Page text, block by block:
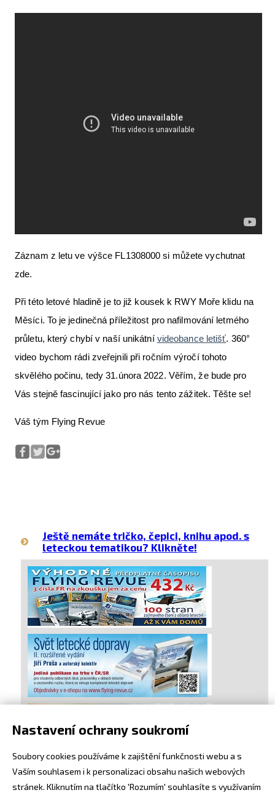
Záznam z letu ve výšce FL1308000 si můžete vychutnat
zde.
Při této letové hladině je to již kousek k RWY Moře klidu na
Měsíci. To je jedinečná příležitost pro nafilmování letmého
průletu, který chybí v naší unikátní videobance letišť. 360°
video bychom rádi zveřejnili při ročním výročí tohoto
skvělého počinu, tedy 31.února 2022. Věřím, že bude pro
Vás stejně fascinující jako pro nás tento zážitek. Těšte se!
Váš tým Flying Revue
Ještě nemáte tričko, čepici, knihu apod. s
leteckou tematikou? Klikněte!
Nastavení ochrany soukromí
Soubory cookies používáme k zajištění funkčnosti webu a s
Vaším souhlasem i k personalizaci obsahu našich webových
stránek. Kliknutím na tlačítko 'Rozumím' souhlasíte s využívaním